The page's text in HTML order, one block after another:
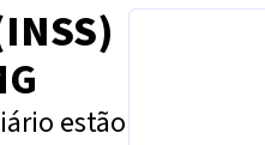
estão